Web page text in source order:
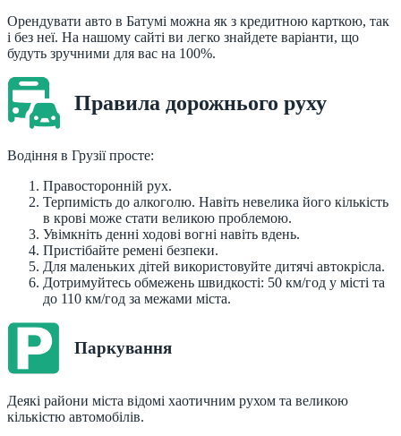
Орендувати авто в Батумі можна як з кредитною карткою, так
і без неї. На нашому сайті ви легко знайдете варіанти, що
будуть зручними для вас на 100%.
Правила дорожнього руху
Водіння в Грузії просте:
Правосторонній рух.
Терпимість до алкоголю. Навіть невелика його кількість
в крові може стати великою проблемою.
Увімкніть денні ходові вогні навіть вдень.
Пристібайте ремені безпеки.
Для маленьких дітей використовуйте дитячі автокрісла.
Дотримуйтесь обмежень швидкості: 50 км/год у місті та
до 110 км/год за межами міста.
Паркування
Деякі райони міста відомі хаотичним рухом та великою
кількістю автомобілів.